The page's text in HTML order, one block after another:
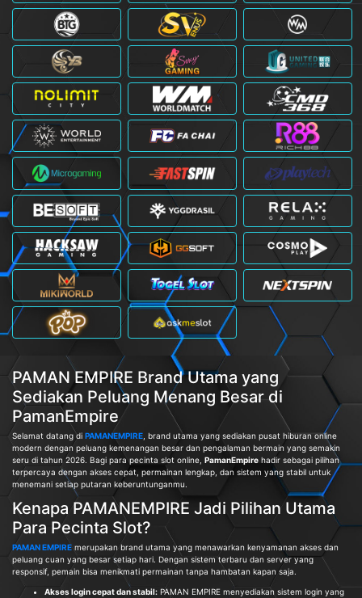
PAMAN EMPIRE Brand Utama yang
Sediakan Peluang Menang Besar di
PamanEmpire
Selamat datang di PAMANEMPIRE , brand utama yang sediakan pusat hiburan online
modern dengan peluang kemenangan besar dan pengalaman bermain yang semakin
seru di tahun 2026. Bagi para pecinta slot online, PamanEmpire hadir sebagai pilihan
terpercaya dengan akses cepat, permainan lengkap, dan sistem yang stabil untuk
menemani setiap putaran keberuntunganmu.
Kenapa PAMANEMPIRE Jadi Pilihan Utama
Para Pecinta Slot?
PAMAN EMPIRE merupakan brand utama yang menawarkan kenyamanan akses dan
peluang cuan yang besar setiap hari. Dengan sistem terbaru dan server yang
responsif, pemain bisa menikmati permainan tanpa hambatan kapan saja.
Akses login cepat dan stabil: PAMAN EMPIRE menyediakan sistem login yang